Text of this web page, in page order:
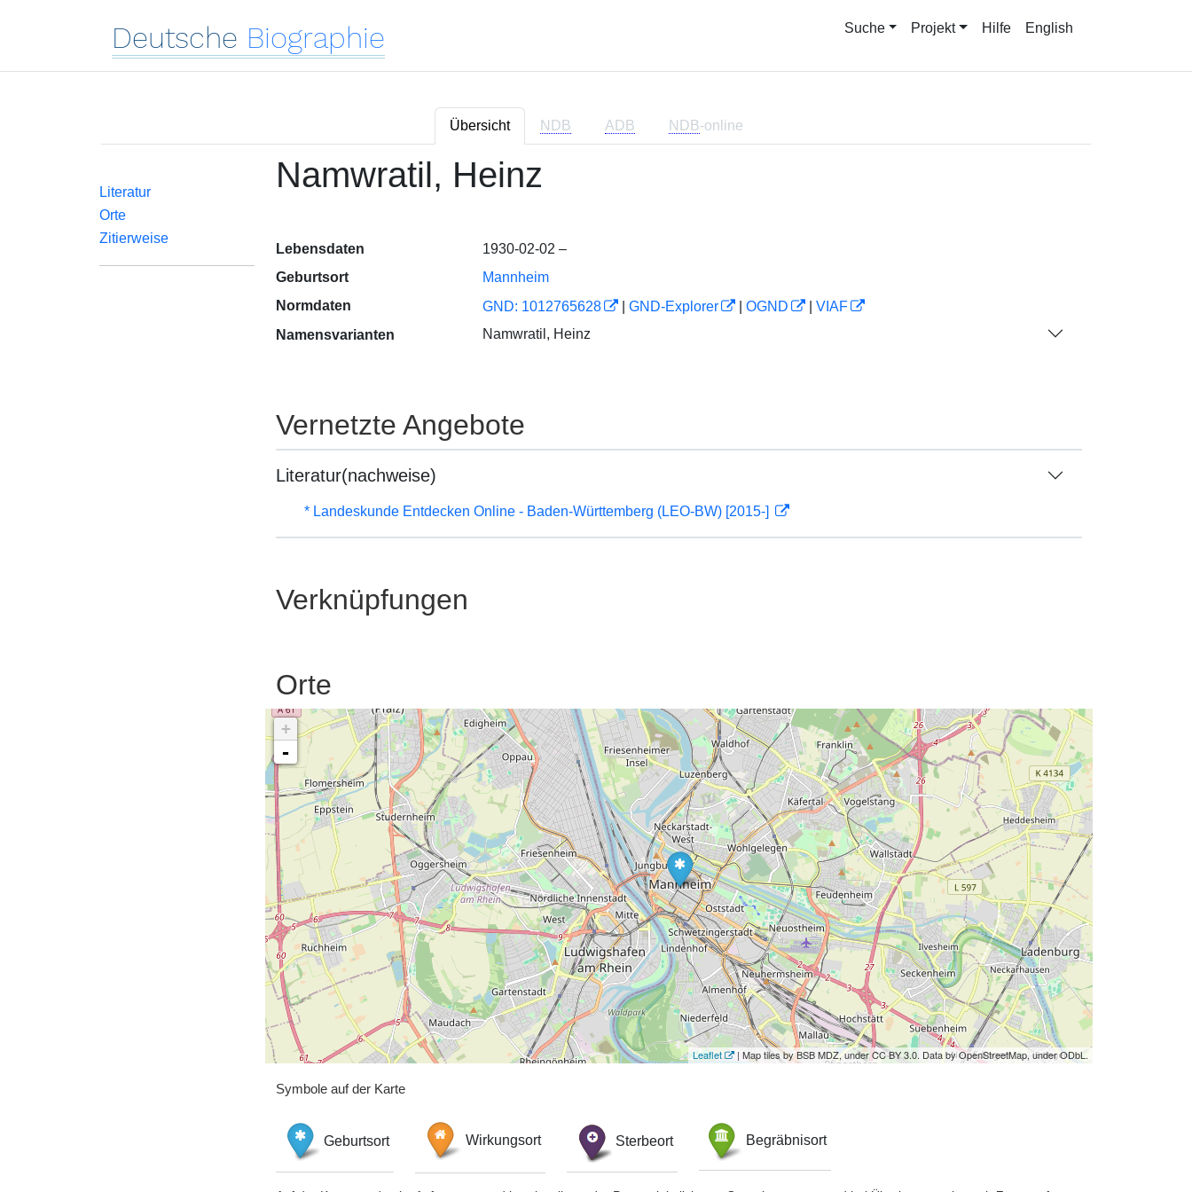
Deutsche Biographie Suche Projekt Hilfe English
Übersicht NDB ADB NDB-online
Literatur
Orte
Zitierweise
Namwratil, Heinz
Lebensdaten
1930-02-02 –
Geburtsort
Mannheim
Normdaten
GND: 1012765628 GND-Explorer OGND
VIAF
Namensvarianten
Namwratil, Heinz
Vernetzte Angebote
Literatur(nachweise)
* Landeskunde Entdecken Online - Baden-Württemberg (LEO-BW) [2015-]
Verknüpfungen
Orte
+
-
Leaflet | Map tiles by BSB MDZ, under CC BY 3.0. Data by OpenStreetMap, under ODbL.
Symbole auf der Karte
Geburtsort Wirkungsort Sterbeort Begräbnisort